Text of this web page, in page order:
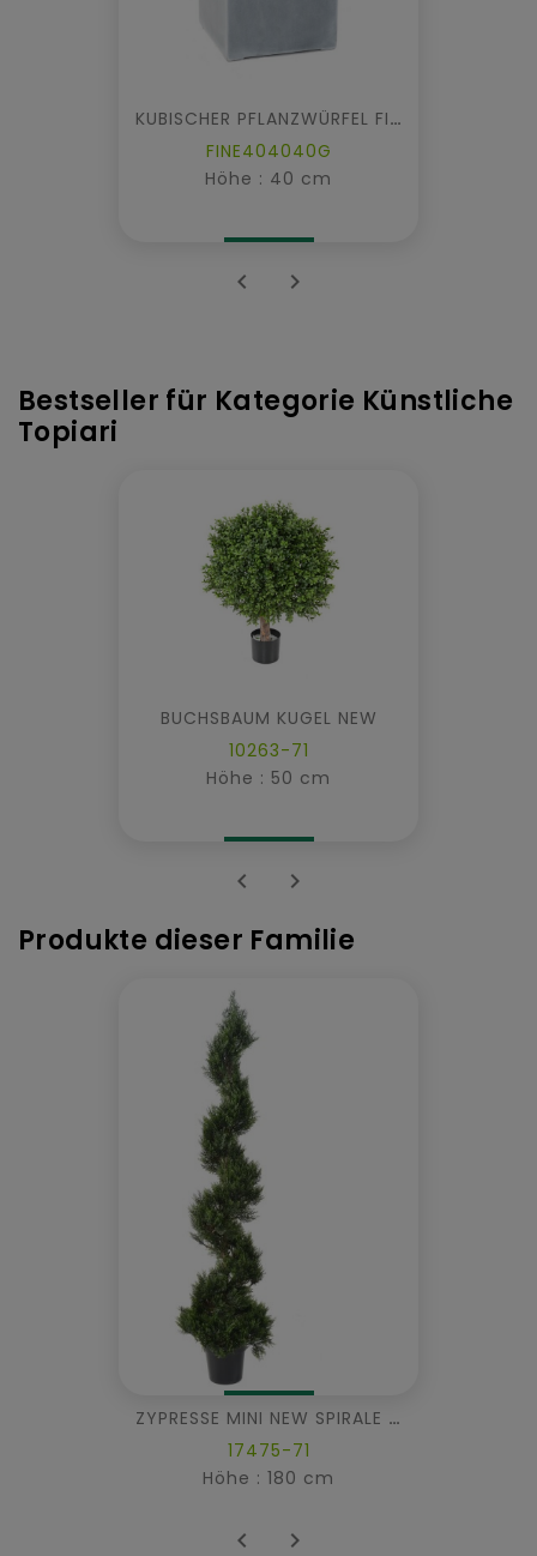
KUBISCHER PFLANZWÜRFEL FIBER
FINE404040G
Höhe : 40 cm
 
Bestseller für Kategorie Künstliche
Topiari
BUCHSBAUM KUGEL NEW
10263-71
Höhe : 50 cm
 
Produkte dieser Familie
ZYPRESSE MINI NEW SPIRALE GROSS
17475-71
Höhe : 180 cm
 